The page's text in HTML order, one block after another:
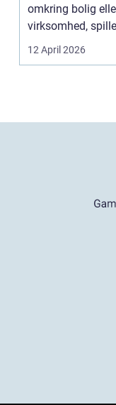
omkring bolig
virksomhed,
belægningen en
centra...
12 April 2026